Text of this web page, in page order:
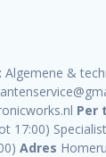
Algemene &
Per
17:00)
Adres